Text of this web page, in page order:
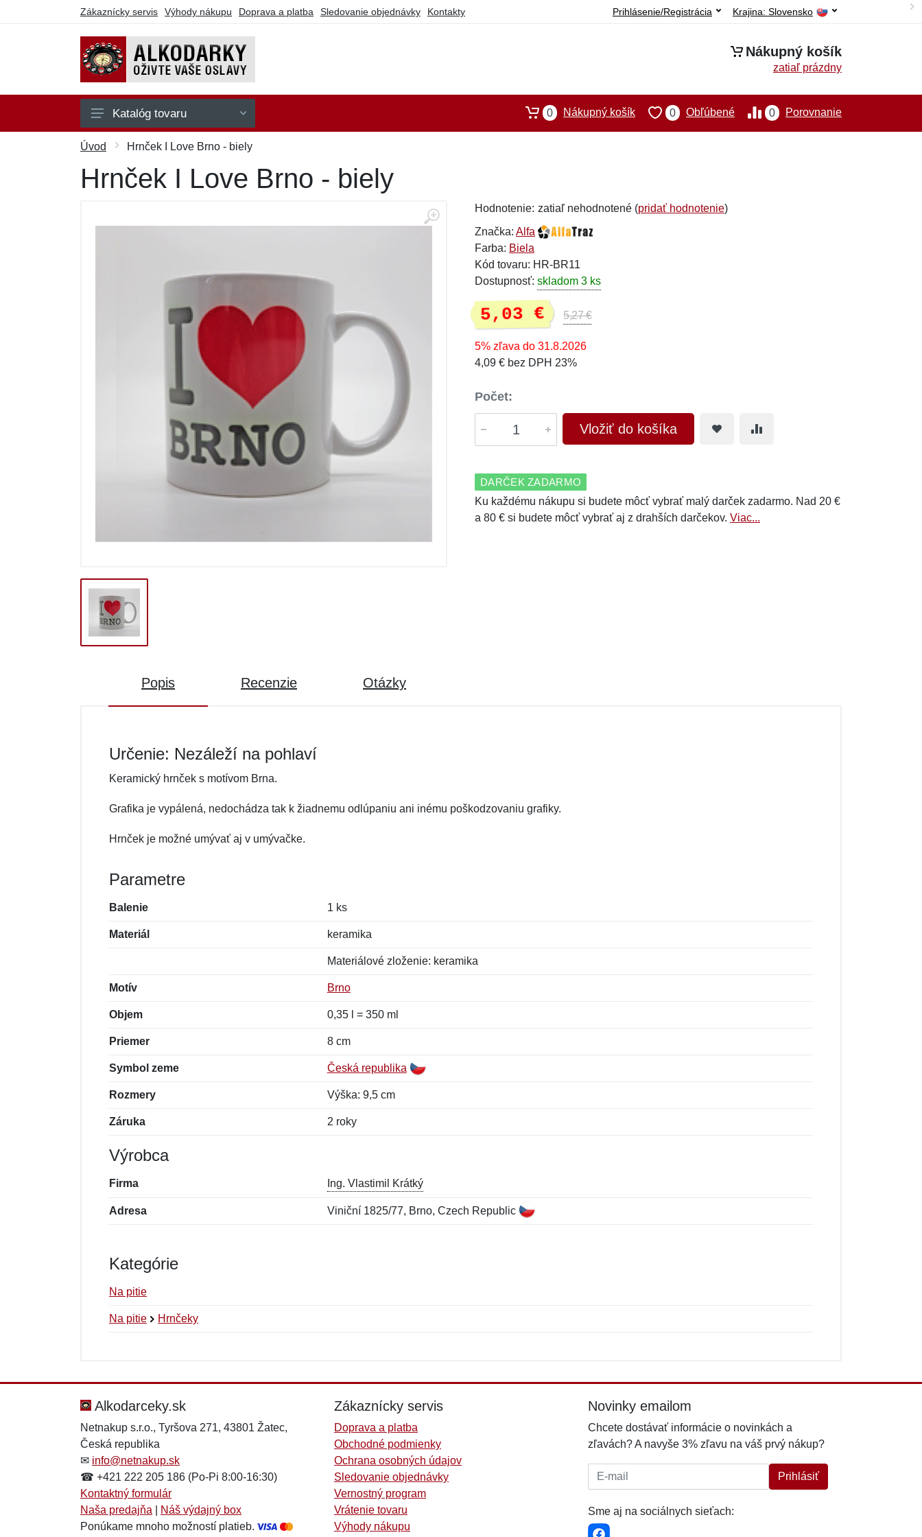
Zákaznícky servis Výhody nákupu Doprava a platba Sledovanie objednávky Kontakty Krajina: Slovensko
Prihlásenie/Registrácia
Nákupný košík
zatiaľ prázdny
Na hranie
Na party
Katalóg tovaru 0 Porovnanie
0 Obľúbené
0 Nákupný košík
Úvod Hrnček I Love Brno - biely
Hrnček I Love Brno - biely
Hodnotenie: zatiaľ nehodnotené (pridať hodnotenie)
Značka: Alfa
Farba: Biela
Kód tovaru: HR-BR11
Dostupnosť: skladom 3 ks
5,03 € 5,27 €
5% zľava do 31.8.2026
4,09 € bez DPH 23%
Počet:
Vložiť do košíka
DARČEK ZADARMO
Ku každému nákupu si budete môcť vybrať malý darček zadarmo. Nad 20 €
a 80 € si budete môcť vybrať aj z drahších darčekov. Viac...
Popis Recenzie Otázky
Určenie: Nezáleží na pohlaví
Keramický hrnček s motívom Brna.
Grafika je vypálená, nedochádza tak k žiadnemu odlúpaniu ani inému poškodzovaniu grafiky.
Hrnček je možné umývať aj v umývačke.
Parametre
Balenie 1 ks
Materiál keramika
Materiálové zloženie: keramika
Motív Brno
Objem 0,35 l = 350 ml
Priemer 8 cm
Symbol zeme Česká republika
Rozmery Výška: 9,5 cm
Záruka 2 roky
Výrobca
Firma Ing. Vlastimil Krátký
Adresa Viniční 1825/77, Brno, Czech Republic
Kategórie
Na pitie
Na pitie Hrnčeky
Správa*
Správa*
Alkodarceky.sk
Netnakup s.r.o., Tyršova 271, 43801 Žatec,
Česká republika
✉ info@netnakup.sk
☎ +421 222 205 186 (Po-Pi 8:00-16:30)
Kontaktný formulár
Naša predajňa
Náš výdajný box
Ponúkame mnoho možností platieb.
Zákaznícky servis
Doprava a platba
Obchodné podmienky
Ochrana osobných údajov
Sledovanie objednávky
Vernostný program
Vrátenie tovaru
Výhody nákupu
Novinky emailom
Chcete dostávať informácie o novinkách a
zľavách? A navyše 3% zľavu na váš prvý nákup?
E-mail: Prihlásiť
Sme aj na sociálnych sieťach: